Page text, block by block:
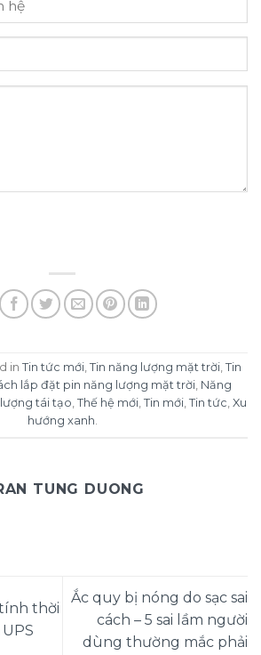
in Tin tức mới, Tin năng lượng mặt trời, Tin
lắp đặt pin năng lượng mặt trời, Năng
tái tạo Thế hệ mới Tin mới Tin tức Xu
hướng xanh
TUNG DUONG
thời
Ắc quy bị nóng do sạc sai
cách – 5 sai lầm người
dùng thường mắc phải